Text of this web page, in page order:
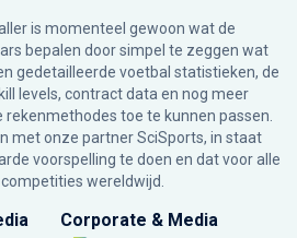
is momenteel gewoon wat de
bepalen door simpel te zeggen wat
gedetailleerde voetbal statistieken, de
levels, contract data en nog meer
toe te kunnen passen.
met onze partner SciSports, in staat
voorspelling te doen en dat voor alle
wereldwijd.
Corporate & Media